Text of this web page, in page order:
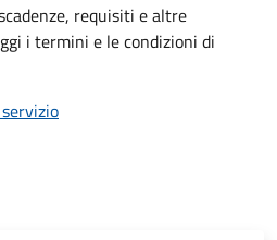
requisiti e altre
i termini e le condizioni di